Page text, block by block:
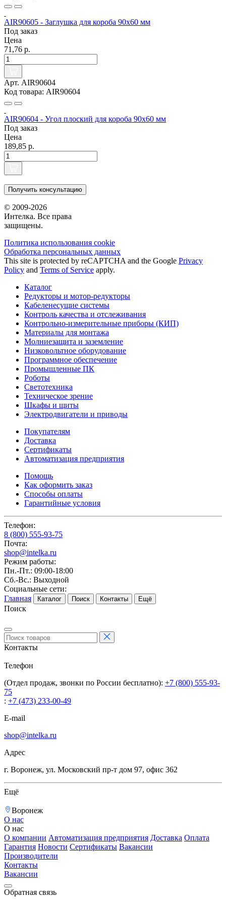
AIR90605 - Заглушка для короба 90х60 мм
Под заказ
Цена
71,76 р.
Арт. AIR90604
Код товара: AIR90604
AIR90604 - Угол плоский для короба 90х60 мм
Под заказ
Цена
189,85 р.
Получить консультацию
© 2009-2026
Интелка. Все права
защищены.
Политика использования сookie
Обработка персональных данных
This site is protected by reCAPTCHA and the Google Privacy
Policy and Terms of Service apply.
Каталог
Редукторы и мотор-редукторы
Кабеленесущие системы
Контроль качества и отслеживания
Контрольно-измерительные приборы (КИП)
Материалы для монтажа
Молниезащита и заземление
Низковольтное оборудование
Программное обеспечение
Промышленные ПК
Роботы
Светотехника
Техническое зрение
Шкафы и щиты
Электродвигатели и приводы
Покупателям
Доставка
Сертификаты
Автоматизация предприятия
Помощь
Как оформить заказ
Способы оплаты
Гарантийные условия
Телефон:
8 (800) 555-93-75
Почта:
shop@intelka.ru
Режим работы:
Пн.-Пт.: 09:00-18:00
Сб.-Вс.: Выходной
Социальные сети:
Главная
Каталог Поиск Контакты Ещё
Поиск
Контакты
Телефон
(Отдел продаж, звонки по России бесплатно): +7 (800) 555-93-
75
: +7 (473) 233-00-49
E-mail
shop@intelka.ru
Адрес
г. Воронеж, ул. Московский пр-т дом 97, офис 362
Ещё
Воронеж
О нас
О нас
О компании Автоматизация предприятия Доставка Оплата
Гарантия Новости Сертификаты Вакансии
Производители
Контакты
Вакансии
Обратная связь